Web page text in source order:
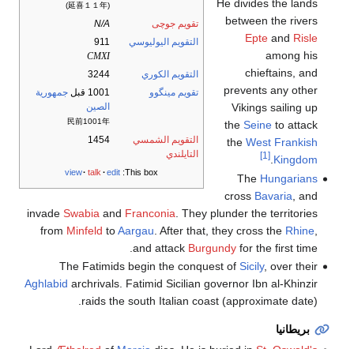
(延喜１１年)
تقويم جوچى
N/A
التقويم اليوليوسي
911
CMXI
التقويم الكوري
3244
تقويم مينگوو
1001 قبل
جمهورية
الصين
民前1001年
التقويم الشمسي
التايلندي
1454
This box:
view talk edit
He divides the lands
between the rivers
Epteand Risle
among his
chieftains, and
prevents any other
Vikings sailing up
the Seineto attack
the West Frankish
Kingdom
.
[1]
The Hungarians
cross Bavaria , and
invade Swabia and Franconia . They plunder the territories
from Minfeld toAargau . After that, they cross the Rhine,
and attack Burgundyfor the first time.
The Fatimids begin the conquest of Sicily, over their
Aghlabid archrivals. Fatimid Sicilian governor Ibn al-Khinzir
raids the south Italian coast (approximate date).
بريطانيا